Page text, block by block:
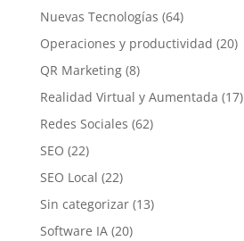
Nuevas Tecnologías (64)
Operaciones y productividad (20)
QR Marketing(8)
Realidad Virtual y Aumentada (17)
Redes Sociales (62)
SEO (22)
SEO Local (22)
Sin categorizar(13)
Software IA(20)